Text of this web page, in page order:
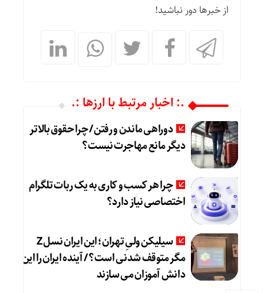
از خبرها دور نباشید!
.: اخبار مرتبط با ارزها :.
دوراهی ماندن و رفتن / چرا حقوق بالاتر
دیگر مانع مهاجرت نیست؟
چرا هر کسب‌ و کاری به یک ربات تلگرام
اختصاصی نیاز دارد؟
سیلیکن ولیِ تهران؛ این ایران نسل Z
مگر متوقف شدنی است؟ / آینده ایران را این
دانش آموزان می سازند